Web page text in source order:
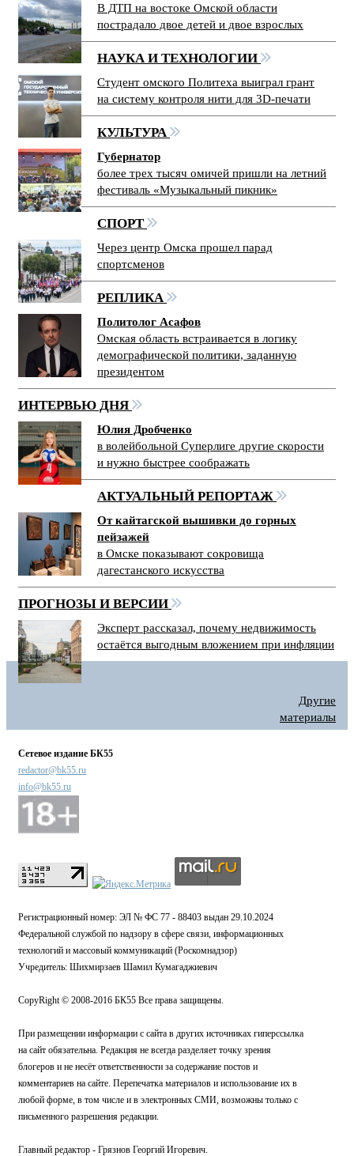
В ДТП на востоке Омской области
пострадало двое детей и двое взрослых
НАУКА И ТЕХНОЛОГИИ
Студент омского Политеха выиграл грант
на систему контроля нити для 3D-печати
КУЛЬТУРА
Губернатор
более трех тысяч омичей пришли на летний
фестиваль «Музыкальный пикник»
СПОРТ
Через центр Омска прошел парад
спортсменов
РЕПЛИКА
Политолог Асафов
Омская область встраивается в логику
демографической политики, заданную
президентом
ИНТЕРВЬЮ ДНЯ
Юлия Дробченко
в волейбольной Суперлиге другие скорости
и нужно быстрее соображать
АКТУАЛЬНЫЙ РЕПОРТАЖ
От кайтагской вышивки до горных
пейзажей
в Омске показывают сокровища
дагестанского искусства
ПРОГНОЗЫ И ВЕРСИИ
Эксперт рассказал, почему недвижимость
остаётся выгодным вложением при инфляции
Другие
материалы
Сетевое издание БК55
redactor@bk55.ru
info@bk55.ru
Регистрационный номер: ЭЛ № ФС 77 - 88403 выдан 29.10.2024
Федеральной службой по надзору в сфере связи, информационных
технологий и массовый коммуникаций (Роскомнадзор)
Учредитель: Шихмирзаев Шамил Кумагаджиевич
CopyRight © 2008-2016 БК55 Все права защищены.
При размещении информации с сайта в других источниках гиперссылка
на сайт обязательна. Редакция не всегда разделяет точку зрения
блогеров и не несёт ответственности за содержание постов и
комментариев на сайте. Перепечатка материалов и использование их в
любой форме, в том числе и в электронных СМИ, возможны только с
письменного разрешения редакции.
Главный редактор - Грязнов Георгий Игоревич.